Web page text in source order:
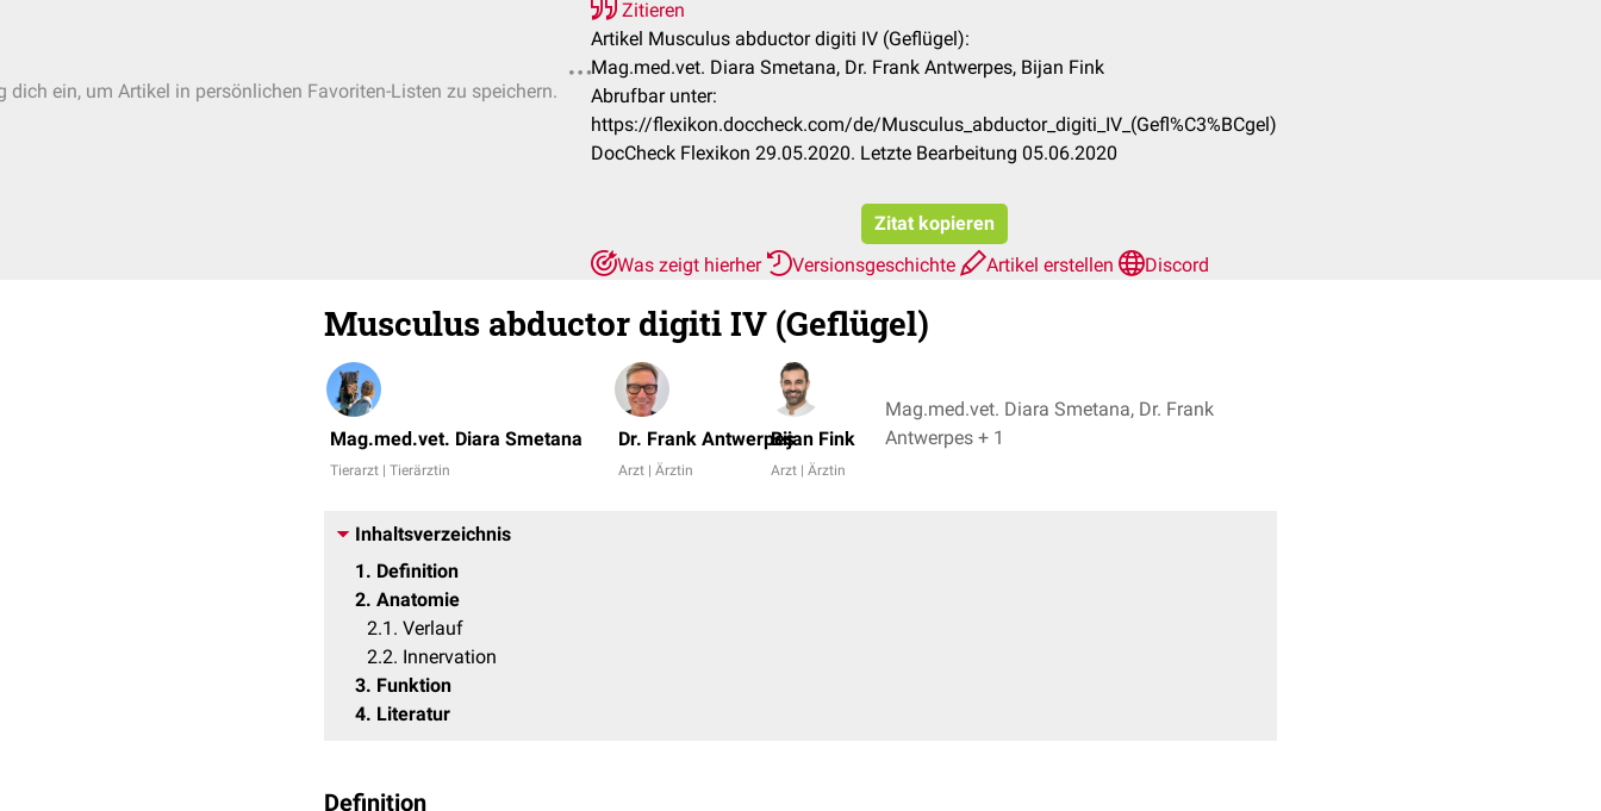
dich ein, um Artikel in persönlichen Favoriten-Listen zu speichern.
Zitieren
Artikel Musculus abductor digiti IV (Geflügel):
Mag.med.vet. Diara Smetana, Dr. Frank Antwerpes, Bijan Fink
Abrufbar unter:
https://flexikon.doccheck.com/de/Musculus_abductor_digiti_IV_(Gefl%C3%BCgel)
DocCheck Flexikon 29.05.2020. Letzte Bearbeitung 05.06.2020
Zitat kopieren
Was zeigt hierher
Versionsgeschichte Artikel erstellen Discord
Musculus abductor digiti IV (Geflügel)
Mag.med.vet. Diara Smetana
Tierarzt | Tierärztin
Dr. Frank Antwerpes
Arzt | Ärztin
Bijan Fink
Arzt | Ärztin
Mag.med.vet. Diara Smetana, Dr. Frank
Antwerpes + 1
Inhaltsverzeichnis
1
Definition
2 Anatomie
2.1 Verlauf
2.2 Innervation
3 Funktion
4 Literatur
Definition